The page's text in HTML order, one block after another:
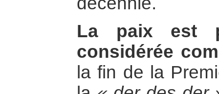
La paix est
considérée
la fin de la